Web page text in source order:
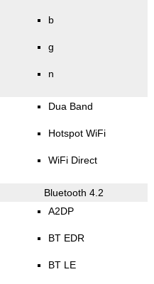
b
g
n
Dua Band
Hotspot WiFi
WiFi Direct
Bluetooth 4.2
A2DP
BT EDR
BT LE